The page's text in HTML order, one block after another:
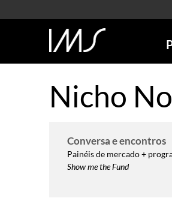
Nicho
Conversa e encontros
Painéis de mercado +
Show me the Fund